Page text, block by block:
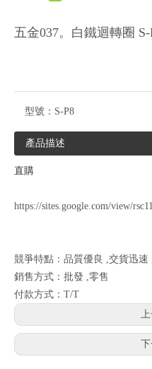
五金037。白鐵迴轉圈 S-
型號： S-P8
產品描述
直購
https://sites.google.com/view/
競爭特點：品質優良 ,交貨迅速
銷售方式：批發 ,零售
付款方式：T/T